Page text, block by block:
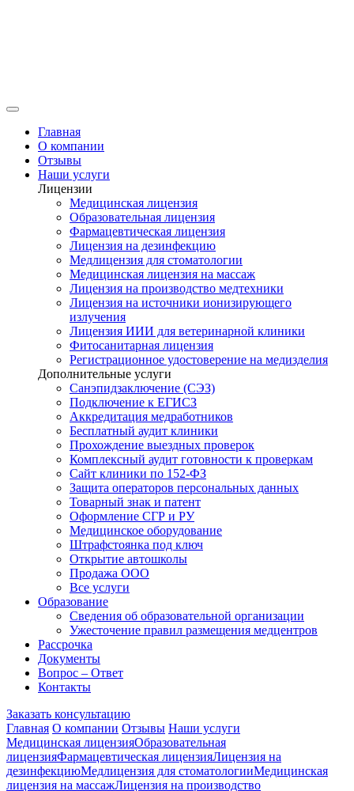
Главная
О компании
Отзывы
Наши услуги
Лицензии
Медицинская лицензия
Образовательная лицензия
Фармацевтическая лицензия
Лицензия на дезинфекцию
Медлицензия для стоматологии
Медицинская лицензия на массаж
Лицензия на производство медтехники
Лицензия на источники ионизирующего
излучения
Лицензия ИИИ для ветеринарной клиники
Фитосанитарная лицензия
Регистрационное удостоверение на медизделия
Дополнительные услуги
Санэпидзаключение (СЭЗ)
Подключение к ЕГИСЗ
Аккредитация медработников
Бесплатный аудит клиники
Прохождение выездных проверок
Комплексный аудит готовности к проверкам
Сайт клиники по 152-ФЗ
Защита операторов персональных данных
Товарный знак и патент
Оформление СГР и РУ
Медицинское оборудование
Штрафстоянка под ключ
Открытие автошколы
Продажа ООО
Все услуги
Образование
Сведения об образовательной организации
Ужесточение правил размещения медцентров
Рассрочка
Документы
Вопрос – Ответ
Контакты
Заказать консультацию
Главная О компании Отзывы Наши услуги
Медицинская лицензияОбразовательная
лицензияФармацевтическая лицензияЛицензия на
дезинфекциюМедлицензия для стоматологииМедицинская
лицензия на массажЛицензия на производство